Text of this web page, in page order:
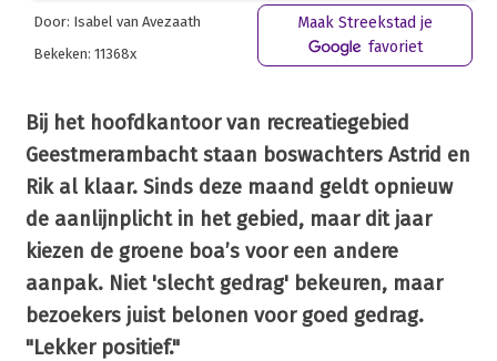
Door: Isabel van Avezaath
Bekeken: 11368x
Maak Streekstad je
favoriet
Bij het hoofdkantoor van recreatiegebied
Geestmerambacht staan boswachters Astrid en
Rik al klaar. Sinds deze maand geldt opnieuw
de aanlijnplicht in het gebied, maar dit jaar
kiezen de groene boa’s voor een andere
aanpak. Niet 'slecht gedrag' bekeuren, maar
bezoekers juist belonen voor goed gedrag.
"Lekker positief."